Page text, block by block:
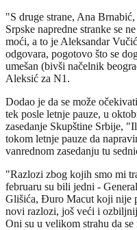
"S druge strane, Ana
Srpske napredne stranke se
moći, a to je Aleksandar
odgovara, pogotovo što se
umešan (bivši načelnik
Aleksić za N1.
Dodao je da se može
tek posle letnje pauze, u
zasedanje Skupštine Srbije,
tokom letnje pauze da
vanrednom zasedanju tu
"Razlozi zbog kojih smo mi
februaru su bili jedni -
Glišića, Đuro Macut koji nije
novi razlozi, još veći i
Oni su u velikom strahu da